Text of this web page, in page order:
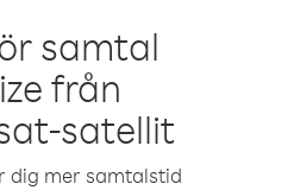
samtal
från
satellit
dig mer samtalstid